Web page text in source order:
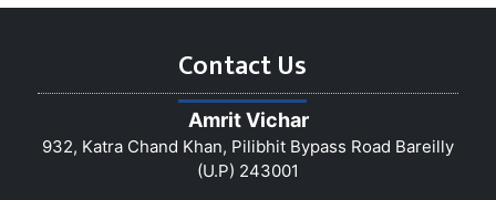
Contact Us
Amrit Vichar
932, Katra Chand Khan, Pilibhit Bypass Road Bareilly
(U.P) 243001